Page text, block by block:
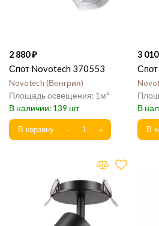
2 880
Спот Novotech 370553
Novotech Венгрия
1
139
3 010